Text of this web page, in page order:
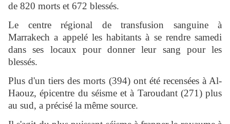
de 820 morts et 672 blessés.
Le centre régional de transfusion sanguine à
Marrakech a appelé les habitants à se rendre samedi
dans ses locaux pour donner leur sang pour les
blessés.
Plus d'un tiers des morts (394) ont été recensées à Al-
Haouz, épicentre du séisme et à Taroudant (271) plus
au sud, a précisé la même source.